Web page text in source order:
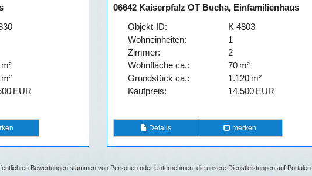
EUR
06642 Kaiserpfalz OT Bucha, Einfamilienhaus
Objekt-ID:
K 4803
Wohneinheiten:
1
Zimmer:
2
Wohnfläche ca.:
70 m²
Grund­stück ca.:
1.120 m²
Kaufpreis:
14.500 EUR
Details merken
Bewertungen stammen von Personen oder Unternehmen, die unsere Dienstleistungen auf